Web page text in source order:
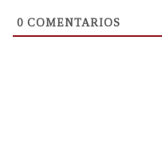
0 COMENTARIOS